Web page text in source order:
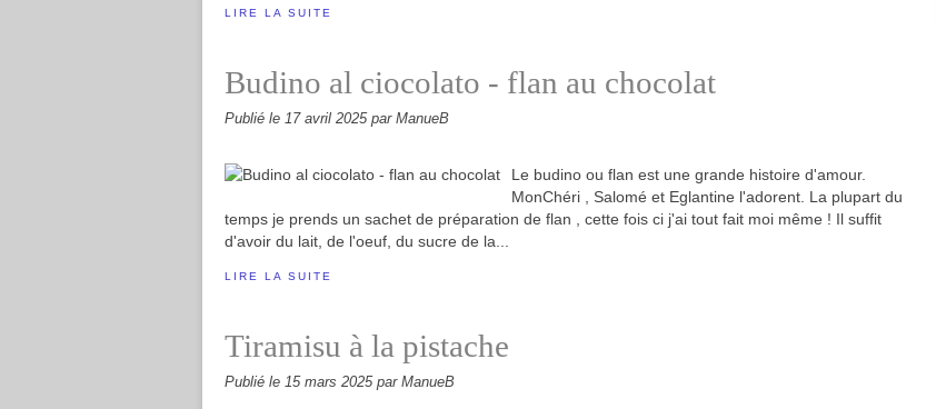
LIRE LA SUITE
Budino al ciocolato - flan au chocolat
Publié le 17 avril 2025 par ManueB
Le budino ou flan est une grande histoire d'amour.
MonChéri , Salomé et Eglantine l'adorent. La plupart du
temps je prends un sachet de préparation de flan , cette fois ci j'ai tout fait moi même ! Il suffit
d'avoir du lait, de l'oeuf, du sucre de la...
LIRE LA SUITE
Tiramisu à la pistache
Publié le 15 mars 2025 par ManueB